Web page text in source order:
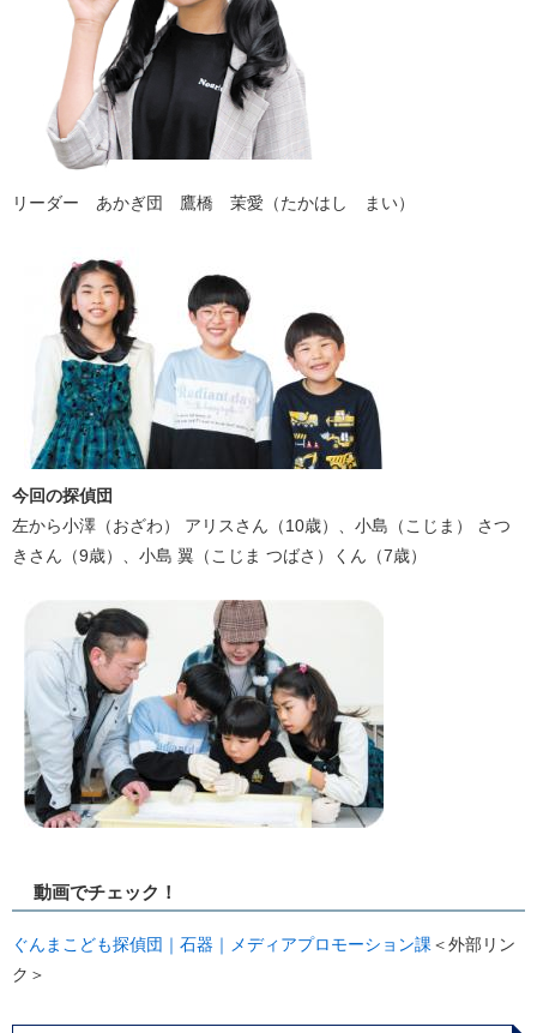
リーダー あかぎ団 鷹橋 茉愛（たかはし まい）
今回の探偵団
左から小澤（おざわ） アリスさん（10歳）、小島（こじま） さつ
きさん（9歳）、小島 翼（こじま つばさ）くん（7歳）
動画でチェック！
ぐんまこども探偵団｜石器｜メディアプロモーション課​ ＜外部リン
ク＞